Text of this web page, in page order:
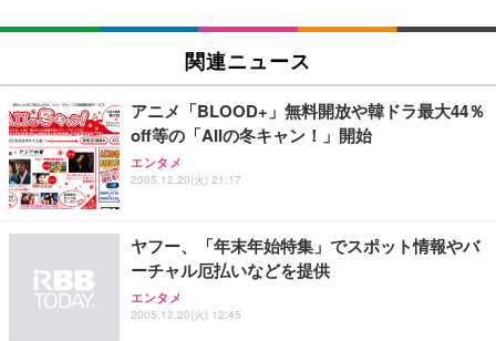
SIHOO B100 オフィスチェア／デスクチェア メッシ
ュチェア 人間工学 疲れない ブラック
￥27,999
Sezlife オフィスチェア デスクチェア 疲れない テレ
ワーク チェア 強化バックレスト 30度ロッキング機
能 人間工学 椅子 腰サポート 90度跳ね上げ式アーム
務用 おしゃれ パソコンチェア (ブラック)
Sezlife オフィスチェア デスクチェア 疲れない テレ
ワーク チェア 強化バックレスト 30度ロッキング機
能 人間工学 椅子 腰サポート 90度跳ね上げ式アーム
EIZO ビジネス向けプレミアムモニター | FlexScan
￥109,572
【純正品】27"ゲーミングモニター DualSense 充電
フック付き（CFI-ZDM1J）
【整備済み品】Dell E2724HS 27インチ 液晶モニタ
ー フルHD（1920×1080）VA 非光沢 HDMI/DisplayP
ort/VGA スピーカー内蔵 高さ調整 スイベル VESA対
Amazonベーシック ペットシーツ 厚型 ワイド 42枚
x2袋(84枚) ホワイト(吸収面:ライトブルー)
￥3,234
ネオ・ルーライフ ネオ・オムツ L 中型犬用 26枚入
り 単品
Smart Basic(スマートベーシック) 【Amazon.co.jp
限定】 Smart Basic アイリスオーヤマ ペットシーツ
超厚型 お徳用 ワイド 100枚入 (x 1) (ケース販売)
関連ニュース
アニメ「BLOOD+」無料開放や韓ドラ最大44％
off等の「AIIの冬キャン！」開始
エンタメ
2005.12.20(火) 21:17
ヤフー、「年末年始特集」でスポット情報やバ
ーチャル厄払いなどを提供
エンタメ
2005.12.20(火) 12:45